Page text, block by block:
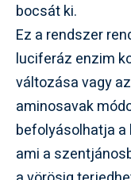
bocsát ki.
Ez a rendszer
luciferáz enzim
változása vagy
aminosavak
befolyásolhatja
ami a